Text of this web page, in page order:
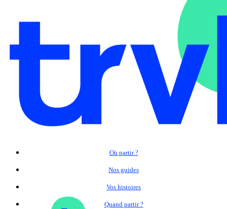
Où partir ?
Nos guides
Vos histoires
Quand partir ?